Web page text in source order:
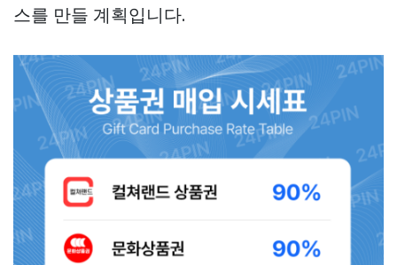
스를 만들 계획입니다.